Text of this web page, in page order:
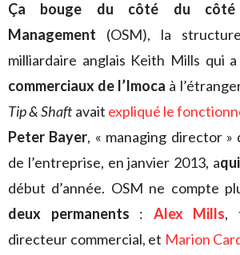
Ça bouge du côté du côté
Management (OSM), la
milliardaire anglais Keith Mills qui a
commerciaux de l’Imoca à
Tip & Shaftavait expliqué le
Peter Bayer, « managing director »
de l’entreprise, en janvier 2013, a
début d’année. OSM ne compte
deux permanents : Alex Mills,
directeur commercial, et Marion